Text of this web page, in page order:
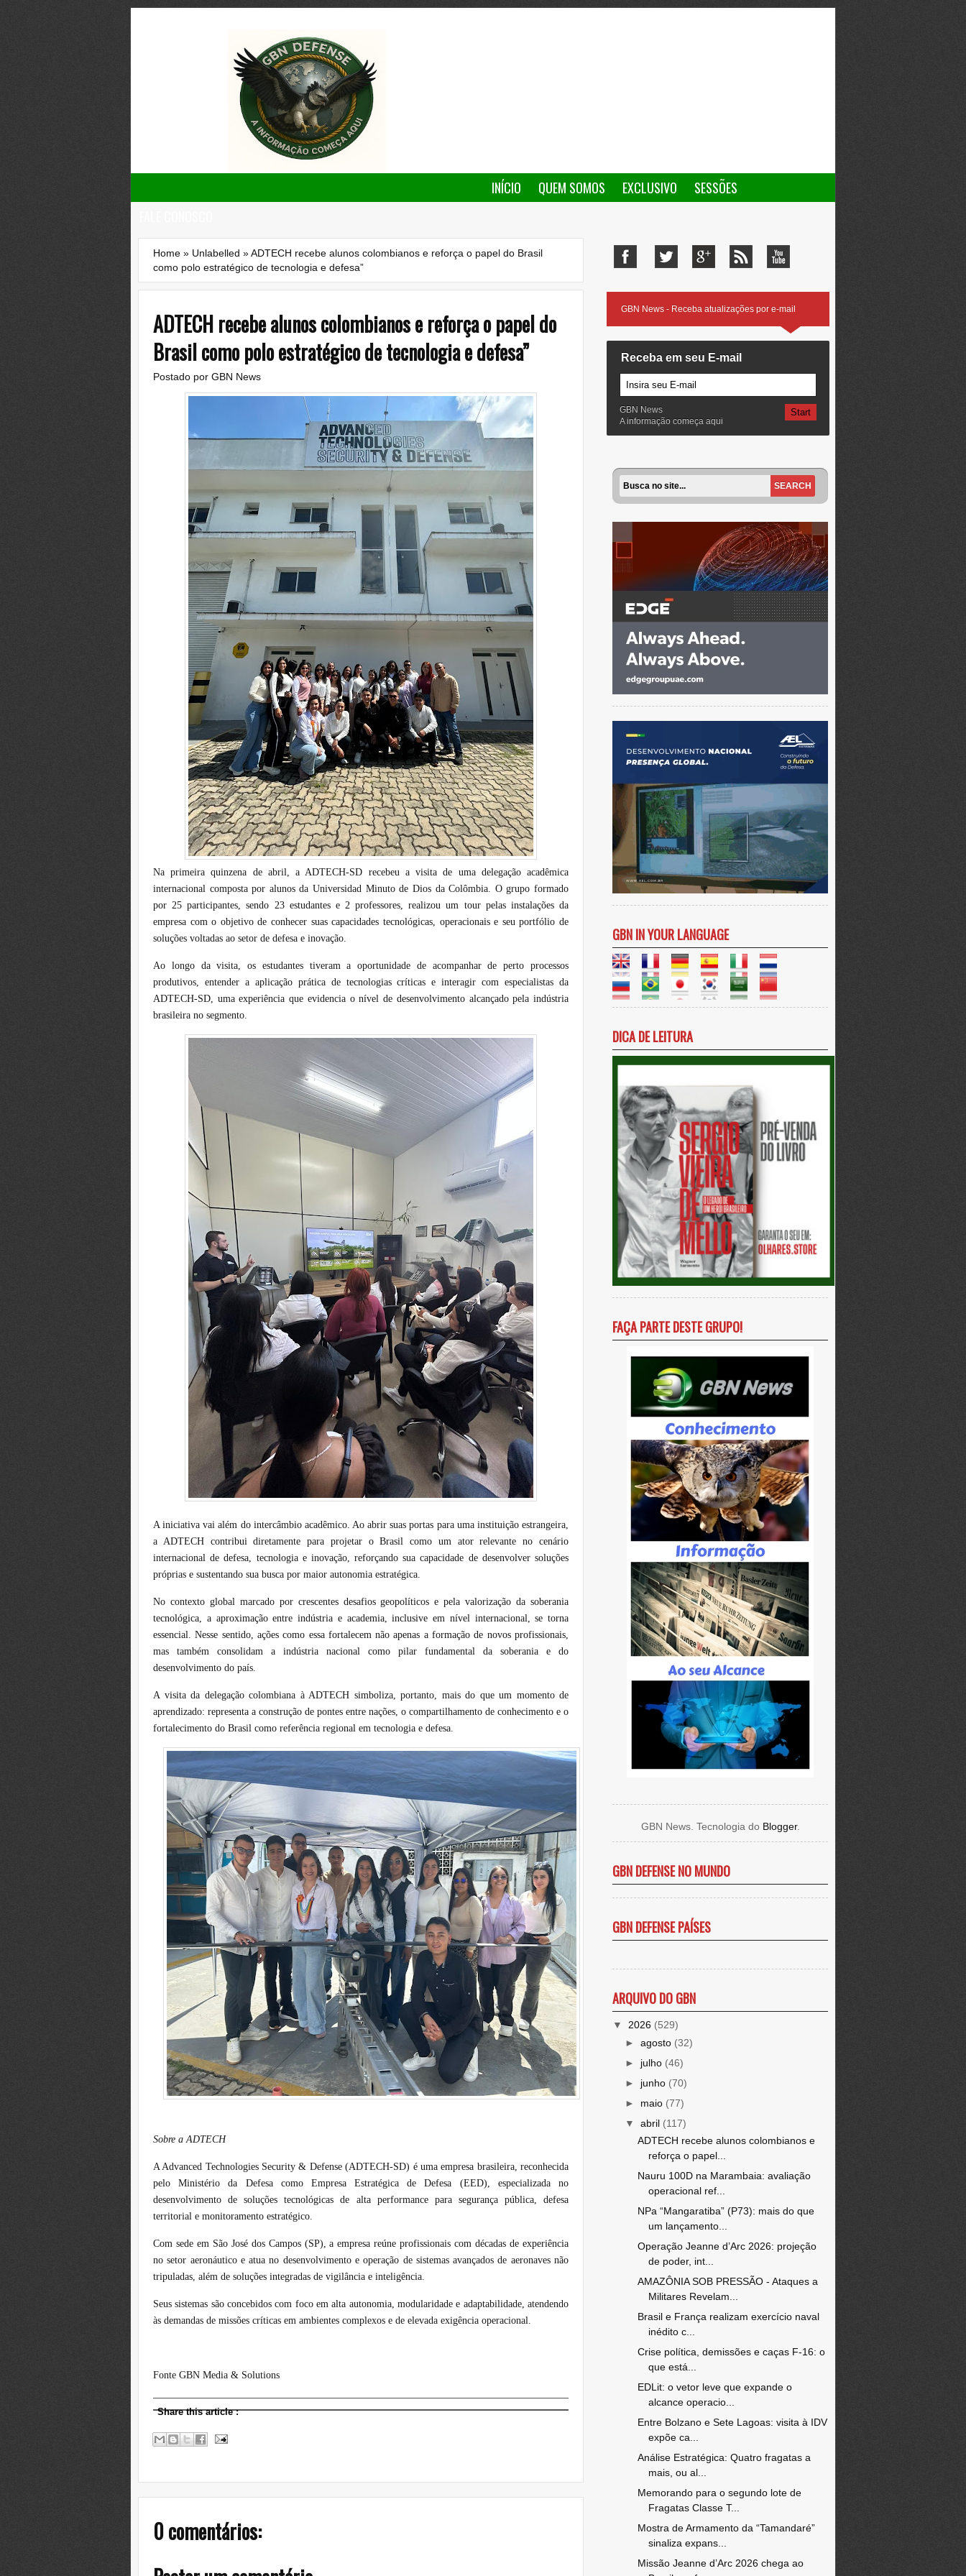
INÍCIO QUEM SOMOS EXCLUSIVO
SESSÕES
Home » Unlabelled »ADTECH recebe alunos colombianos e reforça o papel do Brasil
como polo estratégico de tecnologia e defesa”
ADTECH recebe alunos colombianos e reforça o papel do
Brasil como polo estratégico de tecnologia e defesa”
Postado por GBN News
Na primeira quinzena de abril, a ADTECH-SD recebeu a visita de uma delegação acadêmica
internacional composta por alunos da Universidad Minuto de Dios da Colômbia. O grupo formado
por 25 participantes, sendo 23 estudantes e 2 professores, realizou um tour pelas instalações da
empresa com o objetivo de conhecer suas capacidades tecnológicas, operacionais e seu portfólio de
soluções voltadas ao setor de defesa e inovação.
Ao longo da visita, os estudantes tiveram a oportunidade de acompanhar de perto processos
produtivos, entender a aplicação prática de tecnologias críticas e interagir com especialistas da
ADTECH-SD, uma experiência que evidencia o nível de desenvolvimento alcançado pela indústria
brasileira no segmento.
A iniciativa vai além do intercâmbio acadêmico. Ao abrir suas portas para uma instituição estrangeira,
a ADTECH contribui diretamente para projetar o Brasil como um ator relevante no cenário
internacional de defesa, tecnologia e inovação, reforçando sua capacidade de desenvolver soluções
próprias e sustentando sua busca por maior autonomia estratégica.
No contexto global marcado por crescentes desafios geopolíticos e pela valorização da soberania
tecnológica, a aproximação entre indústria e academia, inclusive em nível internacional, se torna
essencial. Nesse sentido, ações como essa fortalecem não apenas a formação de novos profissionais,
mas também consolidam a indústria nacional como pilar fundamental da soberania e do
desenvolvimento do país.
A visita da delegação colombiana à ADTECH simboliza, portanto, mais do que um momento de
aprendizado: representa a construção de pontes entre nações, o compartilhamento de conhecimento e o
fortalecimento do Brasil como referência regional em tecnologia e defesa.
Sobre a ADTECH
A Advanced Technologies Security & Defense (ADTECH-SD) é uma empresa brasileira, reconhecida
pelo Ministério da Defesa como Empresa Estratégica de Defesa (EED), especializada no
desenvolvimento de soluções tecnológicas de alta performance para segurança pública, defesa
territorial e monitoramento estratégico.
Com sede em São José dos Campos (SP), a empresa reúne profissionais com décadas de experiência
no setor aeronáutico e atua no desenvolvimento e operação de sistemas avançados de aeronaves não
tripuladas, além de soluções integradas de vigilância e inteligência.
Seus sistemas são concebidos com foco em alta autonomia, modularidade e adaptabilidade, atendendo
às demandas de missões críticas em ambientes complexos e de elevada exigência operacional.
Fonte GBN Media & Solutions
Share this article:
0 comentários:
GBN News - Receba atualizações por e-mail
Receba em seu E-mail
GBN News
A informação começa aqui
GBN IN YOUR LANGUAGE
DICA DE LEITURA
FAÇA PARTE DESTE GRUPO!
GBN News. Tecnologia do Blogger.
GBN DEFENSE NO MUNDO
GBN DEFENSE PAÍSES
ARQUIVO DO GBN
▼ 2026 (529)
► agosto (32)
► julho (46)
► junho (70)
► maio (77)
▼ abril (117)
ADTECH recebe alunos colombianos e
reforça o papel...
Nauru 100D na Marambaia: avaliação
operacional ref...
NPa “Mangaratiba” (P73): mais do que
um lançamento...
Operação Jeanne d’Arc 2026: projeção
de poder, int...
AMAZÔNIA SOB PRESSÃO - Ataques a
Militares Revelam...
Brasil e França realizam exercício naval
inédito c...
Crise política, demissões e caças F-16: o
que está...
EDLit: o vetor leve que expande o
alcance operacio...
Entre Bolzano e Sete Lagoas: visita à IDV
expõe ca...
Análise Estratégica: Quatro fragatas a
mais, ou al...
Memorando para o segundo lote de
Fragatas Classe T...
Mostra de Armamento da “Tamandaré”
sinaliza expans...
Missão Jeanne d’Arc 2026 chega ao